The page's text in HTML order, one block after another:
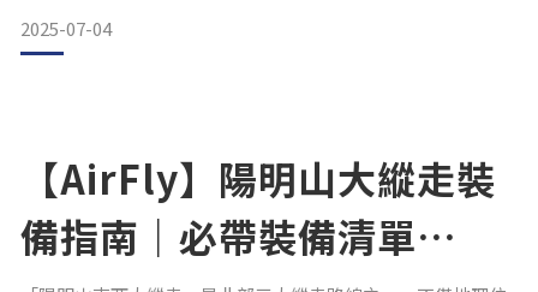
夢想時，老酥笑說：「照顧眼前的夥伴，成就更多人的夢
想。」與AirFly合作，成為品牌總教練的歷程，同樣源自於想
2025-07-04
【AirFly】陽明山大縱走裝
備指南｜必帶裝備清單